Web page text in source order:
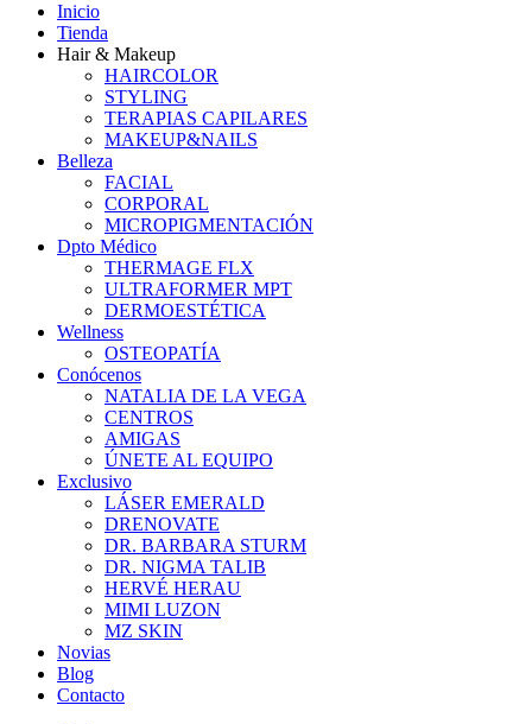
Inicio
Tienda
Hair & Makeup
HAIRCOLOR
STYLING
TERAPIAS CAPILARES
MAKEUP&NAILS
Belleza
FACIAL
CORPORAL
MICROPIGMENTACIÓN
Dpto Médico
THERMAGE FLX
ULTRAFORMER MPT
DERMOESTÉTICA
Wellness
OSTEOPATÍA
Conócenos
NATALIA DE LA VEGA
CENTROS
AMIGAS
ÚNETE AL EQUIPO
Exclusivo
LÁSER EMERALD
DRENOVATE
DR. BARBARA STURM
DR. NIGMA TALIB
HERVÉ HERAU
MIMI LUZON
MZ SKIN
Novias
Blog
Contacto